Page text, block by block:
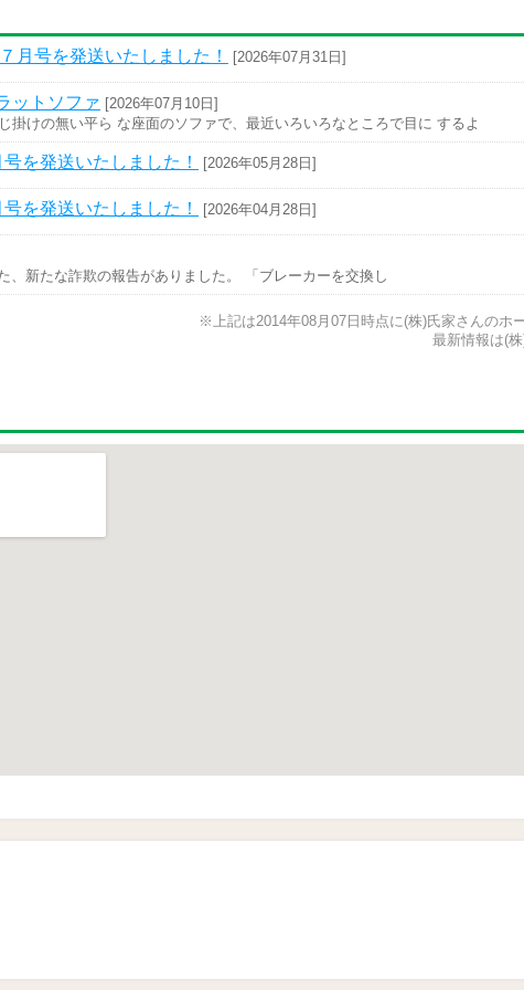
月号を発送いたしました！ [2026年07月31日]
ットソファ [2026年07月10日]
掛けの無い平ら な座面のソファで、最近いろいろなところで目に するよ
を発送いたしました！ [2026年05月28日]
を発送いたしました！ [2026年04月28日]
たな詐欺の報告がありました。 「ブレーカーを交換し
※上記は2014年08月07日時点に(株)氏家さんのホ
最新情報は(